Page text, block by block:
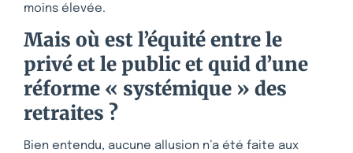
moins élevée.
Mais où est l’équité entre le
privé et le public et quid d’une
réforme « systémique » des
retraites ?
Bien entendu, aucune allusion n’a été faite aux